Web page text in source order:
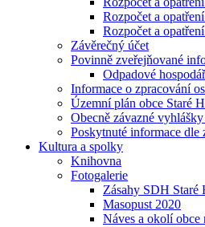
Rozpočet a
Rozpočet a
Závěrečný účet
Povinně zveřejňované
Odpadové
Informace o zpracování
Územní plán obce Staré
Obecně závazné
Poskytnuté informace dle
Kultura a spolky
Knihovna
Fotogalerie
Zásahy SDH Staré
Masopust 2020
Náves a okolí obce